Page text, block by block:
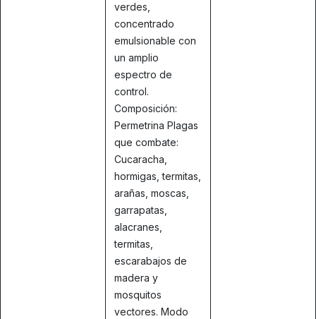
verdes,
concentrado
emulsionable con
un amplio
espectro de
control.
Composición:
Permetrina Plagas
que combate:
Cucaracha,
hormigas, termitas,
arañas, moscas,
garrapatas,
alacranes,
termitas,
escarabajos de
madera y
mosquitos
vectores. Modo